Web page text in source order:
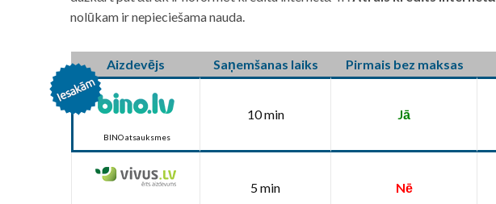
nolūkam ir nepieciešama nauda.
Aizdevējs Saņemšanas laiks Pirmais bez maksas
BINO atsauksmes
10 min Jā
5 min Nē